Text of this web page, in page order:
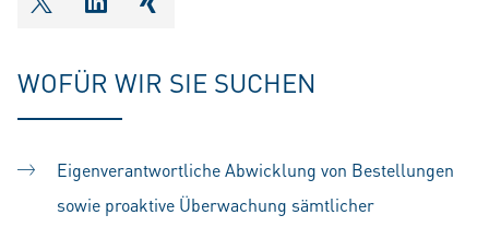
shareOntwitter
shareOnlinkedIn
shareOnxing
WOFÜR WIR SIE SUCHEN
Eigenverantwortliche Abwicklung von Bestellungen
sowie proaktive Überwachung sämtlicher